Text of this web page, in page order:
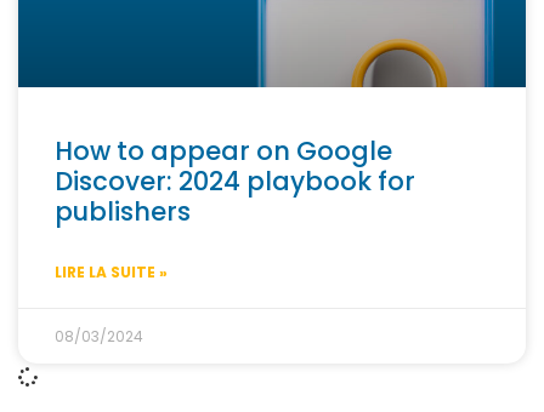
How to appear on Google
Discover: 2024 playbook for
publishers
LIRE LA SUITE »
08/03/2024